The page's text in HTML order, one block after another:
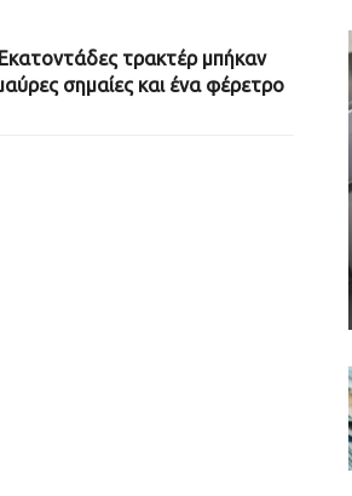
τρακτέρ μπήκαν
σημαίες και ένα φέρετρο